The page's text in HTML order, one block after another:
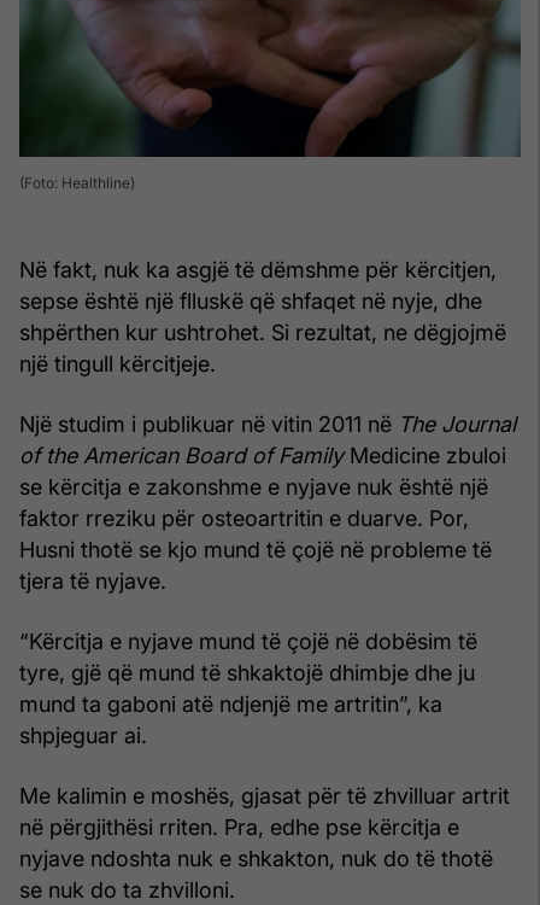
(Foto: Healthline)
Në fakt, nuk ka asgjë të dëmshme për kërcitjen,
sepse është një flluskë që shfaqet në nyje, dhe
shpërthen kur ushtrohet. Si rezultat, ne dëgjojmë
një tingull kërcitjeje.
Një studim i publikuar në vitin 2011 në The Journal
of the American Board of FamilyMedicine zbuloi
se kërcitja e zakonshme e nyjave nuk është një
faktor rreziku për osteoartritin e duarve. Por,
Husni thotë se kjo mund të çojë në probleme të
tjera të nyjave.
“Kërcitja e nyjave mund të çojë në dobësim të
tyre, gjë që mund të shkaktojë dhimbje dhe ju
mund ta gaboni atë ndjenjë me artritin”, ka
shpjeguar ai.
Me kalimin e moshës, gjasat për të zhvilluar artrit
në përgjithësi rriten. Pra, edhe pse kërcitja e
nyjave ndoshta nuk e shkakton, nuk do të thotë
se nuk do ta zhvilloni.